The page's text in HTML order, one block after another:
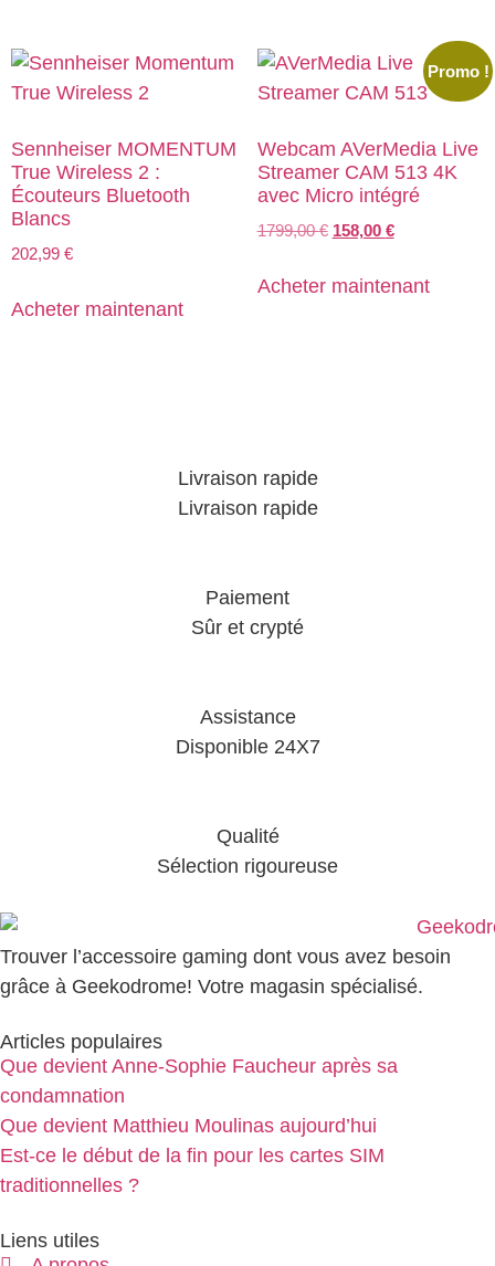
Sennheiser MOMENTUM
True Wireless 2 :
Écouteurs Bluetooth
Blancs
202,99 €
Acheter maintenant
Promo !
Webcam AVerMedia Live
Streamer CAM 513 4K
avec Micro intégré
1799,00€ 158,00 €
Acheter maintenant
Livraison rapide
Livraison rapide
Paiement
Sûr et crypté
Assistance
Disponible 24X7
Qualité
Sélection rigoureuse
Trouver l’accessoire gaming dont vous avez besoin
grâce à Geekodrome! Votre magasin spécialisé.
Articles populaires
Que devient Anne-Sophie Faucheur après sa
condamnation
Que devient Matthieu Moulinas aujourd’hui
Est-ce le début de la fin pour les cartes SIM
traditionnelles ?
Liens utiles